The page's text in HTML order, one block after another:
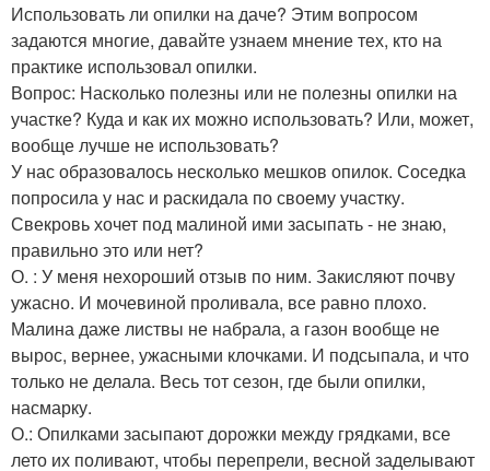
Использовать ли опилки на даче? Этим вопросом
задаются многие, давайте узнаем мнение тех, кто на
практике использовал опилки.
Вопрос: Насколько полезны или не полезны опилки на
участке? Куда и как их можно использовать? Или, может,
вообще лучше не использовать?
У нас образовалось несколько мешков опилок. Соседка
попросила у нас и раскидала по своему участку.
Свекровь хочет под малиной ими засыпать - не знаю,
правильно это или нет?
О. : У меня нехороший отзыв по ним. Закисляют почву
ужасно. И мочевиной проливала, все равно плохо.
Малина даже листвы не набрала, а газон вообще не
вырос, вернее, ужасными клочками. И подсыпала, и что
только не делала. Весь тот сезон, где были опилки,
насмарку.
О.: Опилками засыпают дорожки между грядками, все
лето их поливают, чтобы перепрели, весной заделывают